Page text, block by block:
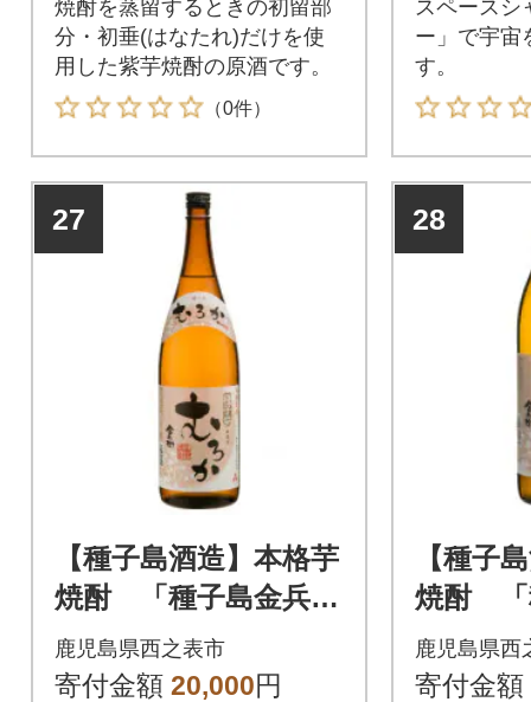
焼酎を蒸留するときの初留部
分・初垂(はなたれ)だけを使
用した紫芋焼酎の原酒です。
（0件）
スペースシ
ー」で宇宙
す。
27
【種子島酒造】本格芋
焼酎 「種子島金兵衛
むろか」(25度) 1.8L
×2本セット
鹿児島県西之表市
寄付金額 20,000円
28
【種子
焼酎 「
むろか
ml×2本
鹿児島県西
寄付金額